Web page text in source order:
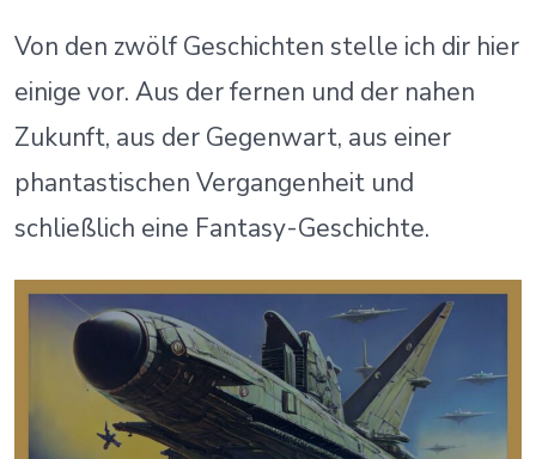
Von den zwölf Geschichten stelle ich dir hier
einige vor. Aus der fernen und der nahen
Zukunft, aus der Gegenwart, aus einer
phantastischen Vergangenheit und
schließlich eine Fantasy-Geschichte.